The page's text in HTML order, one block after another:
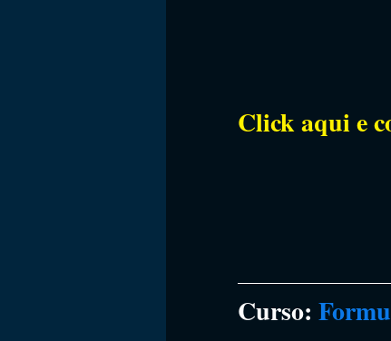
Click aqui e
Curso: